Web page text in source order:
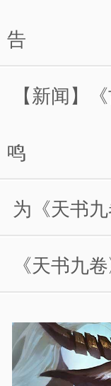
告
【新闻】
鸣
为《天书
《天书九